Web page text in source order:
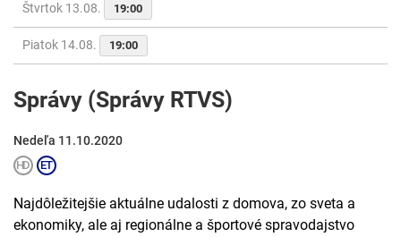
Štvrtok 13.08. 19:00
Piatok 14.08. 19:00
Správy (Správy RTVS)
Nedeľa 11.10.2020
Najdôležitejšie aktuálne udalosti z domova, zo sveta a
ekonomiky, ale aj regionálne a športové spravodajstvo